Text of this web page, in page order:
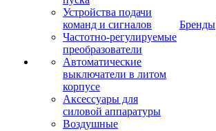
Устройства подачи
команд и сигналов
Частотно-регулируемые
преобразователи
Автоматические
выключатели в литом
корпусе
Аксессуары для
силовой аппаратуры
Воздушные
Бренды